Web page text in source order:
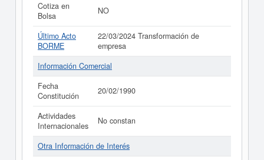
Cotiza en
Bolsa
NO
Último Acto
BORME
22/03/2024 Transformación de
empresa
Información Comercial
Fecha
Constitución
20/02/1990
Actividades
Internacionales
No constan
Otra Información de Interés